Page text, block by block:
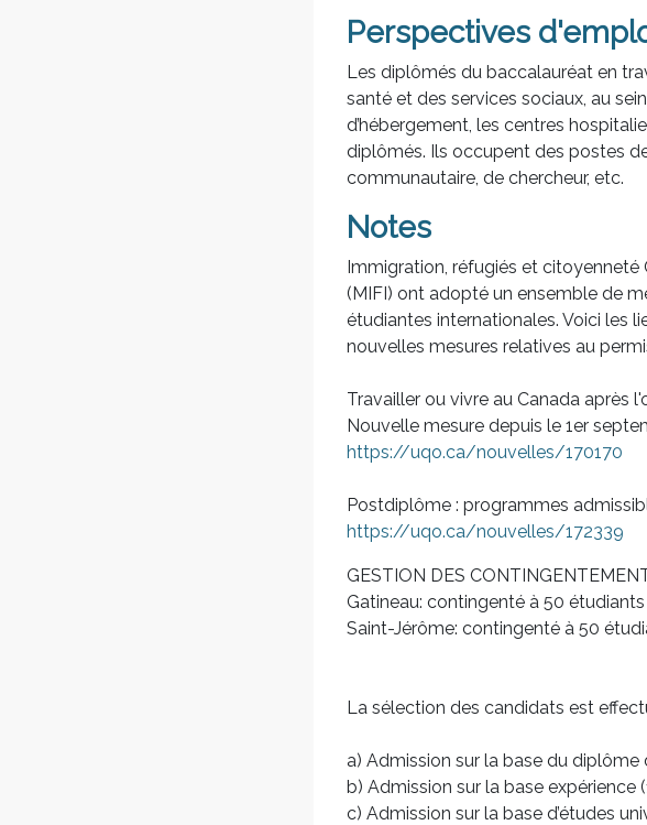
Perspectives
Les diplômés du baccalauréat en
santé et des services sociaux, au
d’hébergement, les centres
diplômés. Ils occupent des postes
communautaire, de chercheur, etc.
Notes
Immigration, réfugiés et citoyenneté
(MIFI) ont adopté un ensemble de
étudiantes internationales. Voici les
nouvelles mesures relatives au
Travailler ou vivre au Canada après
Nouvelle mesure depuis le 1er
https://uqo.ca/nouvelles/170170
Postdiplôme : programmes
https://uqo.ca/nouvelles/172339
GESTION DES
Gatineau: contingenté à 50
Saint-Jérôme: contingenté à 50
La sélection des candidats est
a) Admission sur la base du diplôme
b) Admission sur la base expérience
c) Admission sur la base d’études